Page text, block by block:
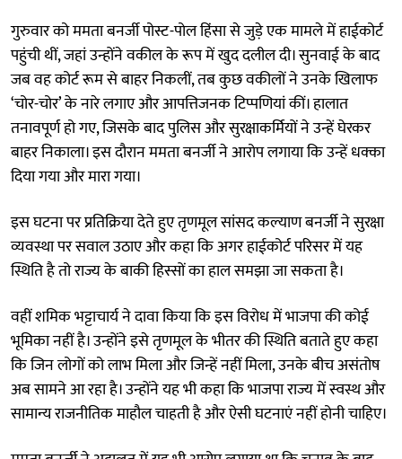
गुरुवार को ममता बनर्जी पोस्ट-पोल हिंसा से जुड़े एक मामले में हाईकोर्ट
पहुंची थीं, जहां उन्होंने वकील के रूप में खुद दलील दी। सुनवाई के बाद
जब वह कोर्ट रूम से बाहर निकलीं, तब कुछ वकीलों ने उनके खिलाफ
‘चोर-चोर’ के नारे लगाए और आपत्तिजनक टिप्पणियां कीं। हालात
तनावपूर्ण हो गए, जिसके बाद पुलिस और सुरक्षाकर्मियों ने उन्हें घेरकर
बाहर निकाला। इस दौरान ममता बनर्जी ने आरोप लगाया कि उन्हें धक्का
दिया गया और मारा गया।
इस घटना पर प्रतिक्रिया देते हुए तृणमूल सांसद कल्याण बनर्जी ने सुरक्षा
व्यवस्था पर सवाल उठाए और कहा कि अगर हाईकोर्ट परिसर में यह
स्थिति है तो राज्य के बाकी हिस्सों का हाल समझा जा सकता है।
वहीं शमिक भट्टाचार्य ने दावा किया कि इस विरोध में भाजपा की कोई
भूमिका नहीं है। उन्होंने इसे तृणमूल के भीतर की स्थिति बताते हुए कहा
कि जिन लोगों को लाभ मिला और जिन्हें नहीं मिला, उनके बीच असंतोष
अब सामने आ रहा है। उन्होंने यह भी कहा कि भाजपा राज्य में स्वस्थ और
सामान्य राजनीतिक माहौल चाहती है और ऐसी घटनाएं नहीं होनी चाहिए।